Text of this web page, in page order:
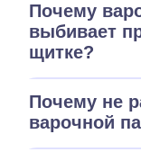
Почему
выбивает
щитке?
Почему не
варочной